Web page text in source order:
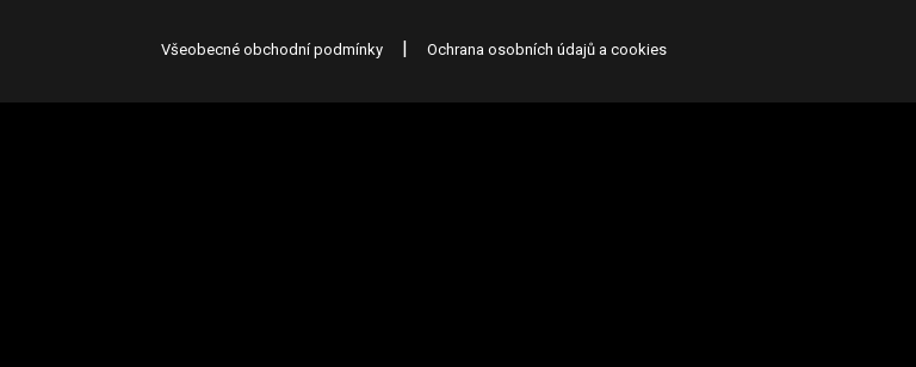
Všeobecné obchodní podmínky | Ochrana osobních údajů a cookies